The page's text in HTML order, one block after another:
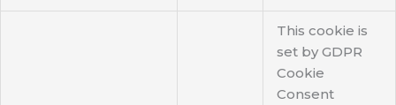
This cookie is
set by GDPR
Cookie
Consent